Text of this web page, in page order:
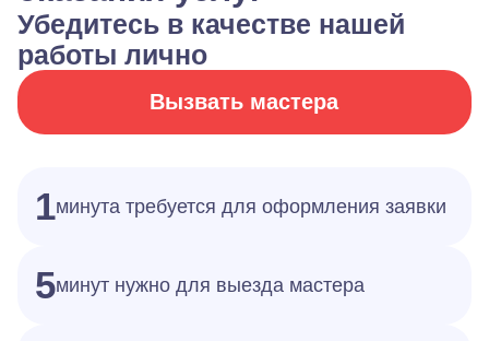
Убедитесь в качестве нашей
работы лично
Вызвать мастера
1минута требуется для оформления заявки
5минут нужно для выезда мастера